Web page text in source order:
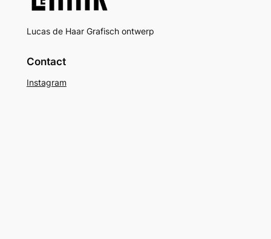
Lucas de Haar Grafisch ontwerp
Contact
Instagram